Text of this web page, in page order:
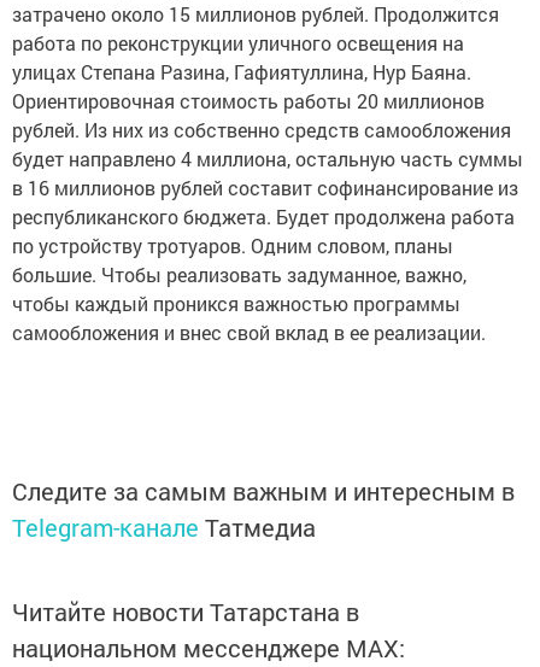
затрачено около 15 миллионов рублей. Продолжится
работа по реконструкции уличного освещения на
улицах Степана Разина, Гафиятуллина, Нур Баяна.
Ориентировочная стоимость работы 20 миллионов
рублей. Из них из собственно средств самообложения
будет направлено 4 миллиона, остальную часть суммы
в 16 миллионов рублей составит софинансирование из
республиканского бюджета. Будет продолжена работа
по устройству тротуаров. Одним словом, планы
большие. Чтобы реализовать задуманное, важно,
чтобы каждый проникся важностью программы
самообложения и внес свой вклад в ее реализации.
Следите за самым важным и интересным в
Telegram-канале Татмедиа
Читайте новости Татарстана в
национальном мессенджере MАХ: